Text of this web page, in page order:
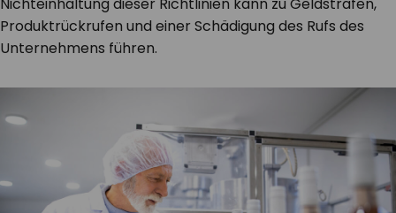
Produktrückrufen und einer Schädigung des Rufs des
Unternehmens führen.